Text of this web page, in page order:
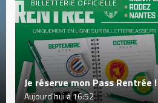
BILLETTERIE OFFICIELLE
Je réserve mon Pass Rentrée !
Aujourd'hui à 16:52